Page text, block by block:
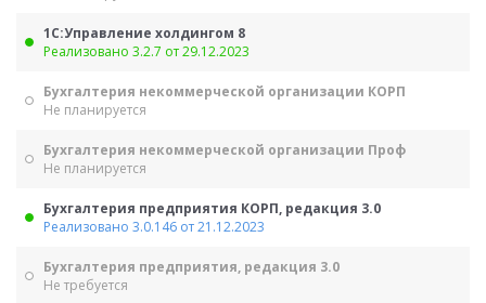
1С:Управление холдингом 8
Реализовано 3.2.7 от 29.12.2023
Бухгалтерия некоммерческой организации КОРП
Не планируется
Бухгалтерия некоммерческой организации Проф
Не планируется
Бухгалтерия предприятия КОРП, редакция 3.0
Реализовано 3.0.146 от 21.12.2023
Бухгалтерия предприятия, редакция 3.0
Не требуется